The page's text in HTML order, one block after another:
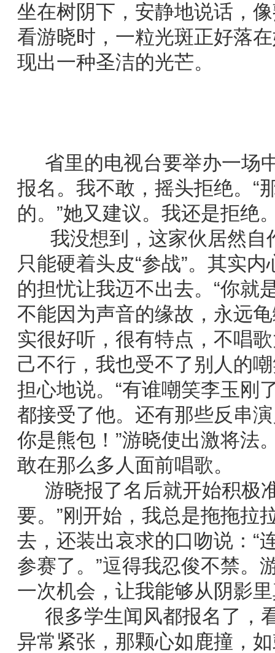
坐在树阴下，安静地说话，
看游晓时，一粒光斑正好落
现出一种圣洁的光芒。
省里的电视台要举办一场
报名。我不敢，摇头拒绝。“
的。”她又建议。我还是拒绝
我没想到，这家伙居然自
只能硬着头皮“参战”。其实
的担忧让我迈不出去。“你就
不能因为声音的缘故，永远
实很好听，很有特点，不唱
己不行，我也受不了别人的
担心地说。“有谁嘲笑李玉刚
都接受了他。还有那些反串
你是熊包！”游晓使出激将法
敢在那么多人面前唱歌。
游晓报了名后就开始积极
要。”刚开始，我总是拖拖拉
去，还装出哀求的口吻说：“
参赛了。”逗得我忍俊不禁。
一次机会，让我能够从阴影
很多学生闻风都报名了，
异常紧张，那颗心如鹿撞，